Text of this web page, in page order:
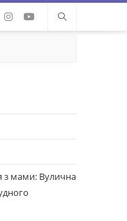
з мами: Вулична